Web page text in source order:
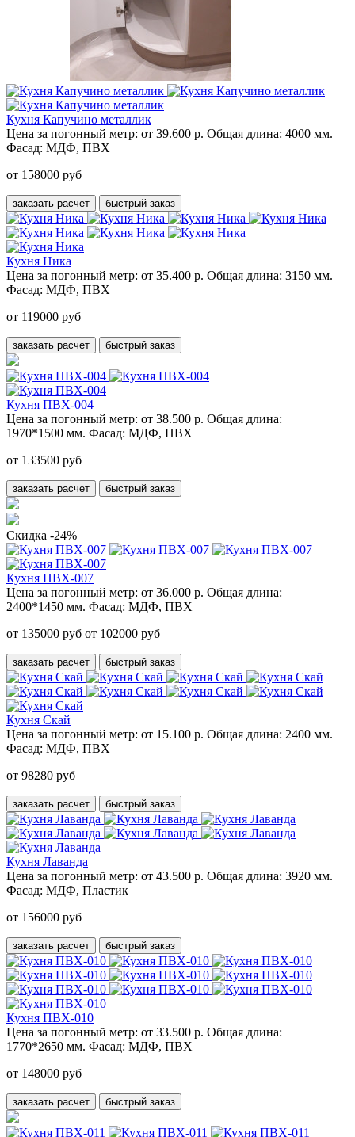
Кухня Капучино металлик
Цена за погонный метр: от 39.600 р. Общая длина: 4000 мм.
Фасад: МДФ, ПВХ
от 158000 руб
заказать расчет быстрый заказ
Кухня Ника
Цена за погонный метр: от 35.400 р. Общая длина: 3150 мм.
Фасад: МДФ, ПВХ
от 119000 руб
заказать расчет быстрый заказ
Кухня ПВХ-004
Цена за погонный метр: от 38.500 р. Общая длина:
1970*1500 мм. Фасад: МДФ, ПВХ
от 133500 руб
заказать расчет быстрый заказ
Скидка -24%
Кухня ПВХ-007
Цена за погонный метр: от 36.000 р. Общая длина:
2400*1450 мм. Фасад: МДФ, ПВХ
от 135000 руб от 102000 руб
заказать расчет быстрый заказ
Кухня Скай
Цена за погонный метр: от 15.100 р. Общая длина: 2400 мм.
Фасад: МДФ, ПВХ
от 98280 руб
заказать расчет быстрый заказ
Кухня Лаванда
Цена за погонный метр: от 43.500 р. Общая длина: 3920 мм.
Фасад: МДФ, Пластик
от 156000 руб
заказать расчет быстрый заказ
Кухня ПВХ-010
Цена за погонный метр: от 33.500 р. Общая длина:
1770*2650 мм. Фасад: МДФ, ПВХ
от 148000 руб
заказать расчет быстрый заказ